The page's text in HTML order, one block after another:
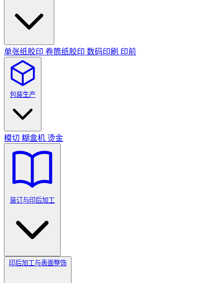
单张纸胶印 卷筒纸胶印 数码印刷 印前
包装生产
模切 糊盒机 烫金
装订与印后加工
印后加工与表面整饰